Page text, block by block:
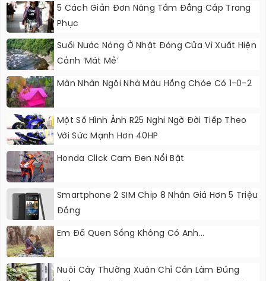
5 Cách Giản Đơn Nâng Tầm Đẳng Cấp Trang
Phục
Suối Nước Nóng Ở Nhật Đóng Cửa Vì Xuất Hiện
Cảnh ‘mát Mẻ’
Mãn Nhãn Ngôi Nhà Màu Hồng Chóe Có 1-0-2
Một Số Hình Ảnh R25 Nghi Ngờ Đời Tiếp Theo
Với Sức Mạnh Hơn 40HP
Honda Click Cam Đen Nổi Bật
Smartphone 2 SIM Chip 8 Nhân Giá Hơn 5 Triệu
Đồng
Em Đã Quen Sống Không Có Anh...
Nuôi Cây Thường Xuân Chỉ Cần Làm Đúng